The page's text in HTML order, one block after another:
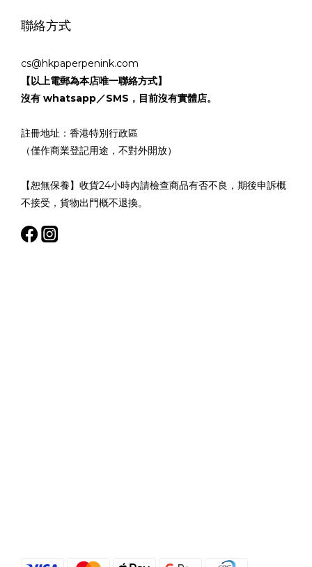
聯絡方式
cs@hkpaperpenink.com
【以上電郵為本店唯一聯絡方式】
沒有 whatsapp／SMS，目前沒有實體店。
註冊地址：香港特別行政區
（僅作商業登記用途，不對外開放）
【恕無保養】收貨24小時內請檢查商品有否不良，期後申訴概
不接受，貨物出門概不退換。